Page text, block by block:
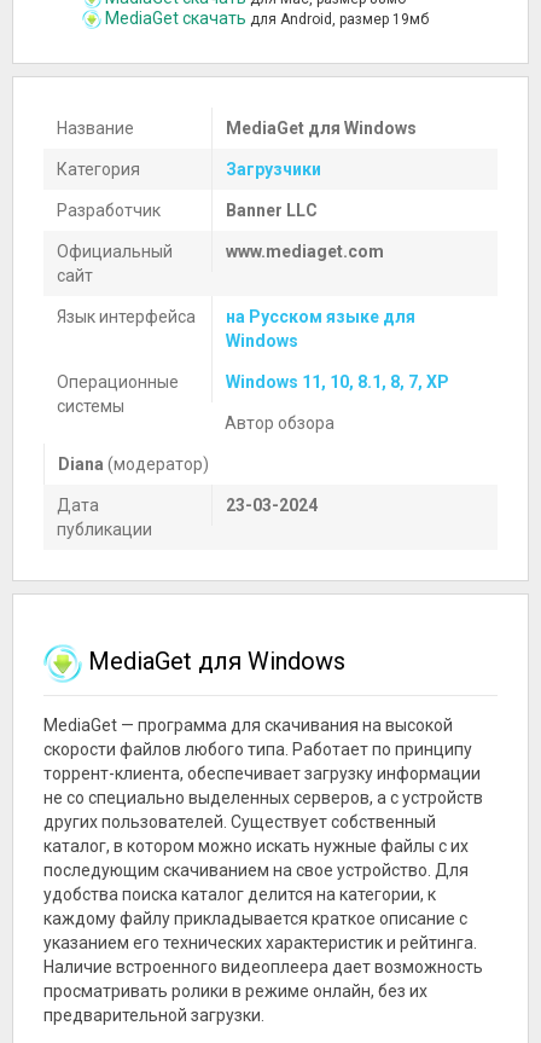
MediaGet скачать для Android, размер 19мб
Название MediaGet для Windows
Категория Загрузчики
Разработчик Banner LLC
Официальный
сайт
www.mediaget.com
Язык интерфейса
на Русском языке для
Windows
Операционные
системы
Windows 11, 10, 8.1, 8, 7, XP
Автор обзора
Diana (модератор)
Дата
публикации
23-03-2024
MediaGet для Windows
MediaGet — программа для скачивания на высокой
скорости файлов любого типа. Работает по принципу
торрент-клиента, обеспечивает загрузку информации
не со специально выделенных серверов, а с устройств
других пользователей. Существует собственный
каталог, в котором можно искать нужные файлы с их
последующим скачиванием на свое устройство. Для
удобства поиска каталог делится на категории, к
каждому файлу прикладывается краткое описание с
указанием его технических характеристик и рейтинга.
Наличие встроенного видеоплеера дает возможность
просматривать ролики в режиме онлайн, без их
предварительной загрузки.